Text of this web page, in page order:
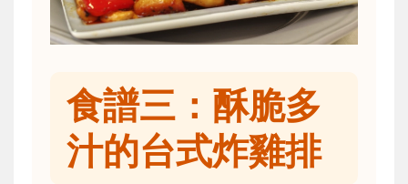
食譜三：酥脆多
汁的台式炸雞排